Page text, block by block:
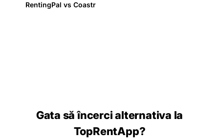
RentingPal vs Coastr
Gata să încerci alternativa la
TopRentApp?